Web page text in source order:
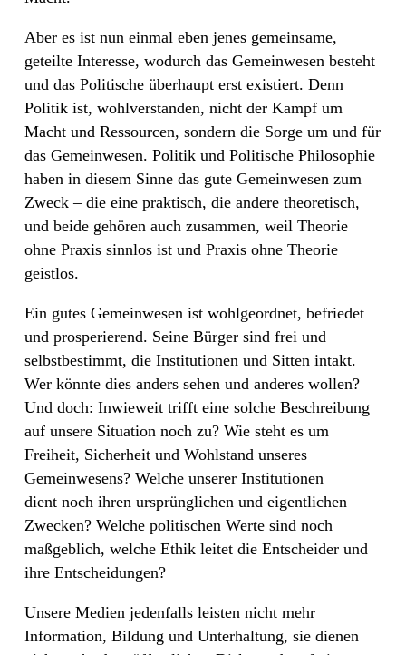
Aber es ist nun einmal eben jenes gemeinsame,
geteilte Interesse, wodurch das Gemeinwesen besteht
und das Politische überhaupt erst existiert. Denn
Politik ist, wohlverstanden, nicht der Kampf um
Macht und Ressourcen, sondern die Sorge um und für
das Gemeinwesen. Politik und Politische Philosophie
haben in diesem Sinne das gute Gemeinwesen zum
Zweck – die eine praktisch, die andere theoretisch,
und beide gehören auch zusammen, weil Theorie
ohne Praxis sinnlos ist und Praxis ohne Theorie
geistlos.
Ein gutes Gemeinwesen ist wohlgeordnet, befriedet
und prosperierend. Seine Bürger sind frei und
selbstbestimmt, die Institutionen und Sitten intakt.
Wer könnte dies anders sehen und anderes wollen?
Und doch: Inwieweit trifft eine solche Beschreibung
auf unsere Situation noch zu? Wie steht es um
Freiheit, Sicherheit und Wohlstand unseres
Gemeinwesens? Welche unserer Institutionen
dient noch ihren ursprünglichen und eigentlichen
Zwecken? Welche politischen Werte sind noch
maßgeblich, welche Ethik leitet die Entscheider und
ihre Entscheidungen?
Unsere Medien jedenfalls leisten nicht mehr
Information, Bildung und Unterhaltung, sie dienen